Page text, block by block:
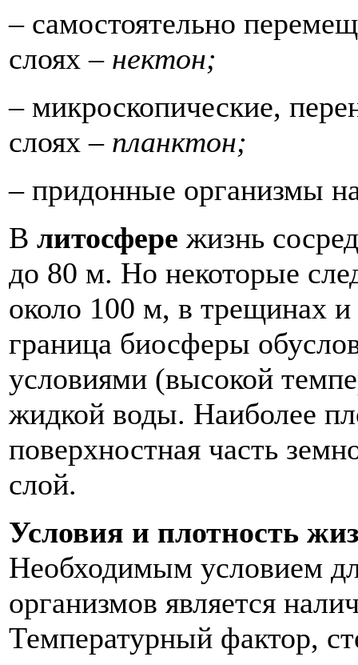
– самостоятельно
слоях – нектон;
– микроскопические,
слоях – планктон;
– придонные организмы
В литосфере жизнь
до 80 м. Но некоторые
около 100 м, в трещинах
граница биосферы
условиями (высокой
жидкой воды. Наиболее
поверхностная часть
слой.
Условия и плотность
Необходимым условием
организмов является
Температурный фактор,